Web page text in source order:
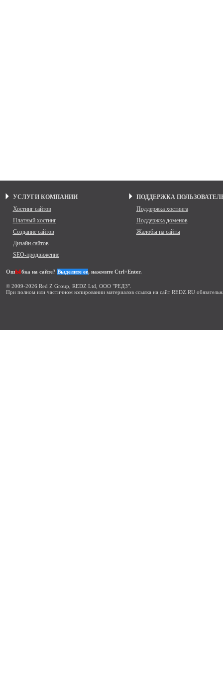
УСЛУГИ КОМПАНИИ
Хостинг сайтов
Платный хостинг
Создание сайтов
Дизайн сайтов
SEO-продвижение
ПОДДЕРЖКА
Поддержка хостинга
Поддержка доменов
Жалобы на сайты
Ошыбка на сайте? Выделите ее, нажмите Ctrl+Enter.
© 2009-2026 Red Z Group, REDZ Ltd, ООО "РЕДЗ".
При полном или частичном копировании материалов ссылка на сайт REDZ.RU